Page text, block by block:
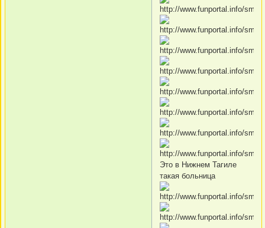
Это в Нижнем Тагиле
такая больница